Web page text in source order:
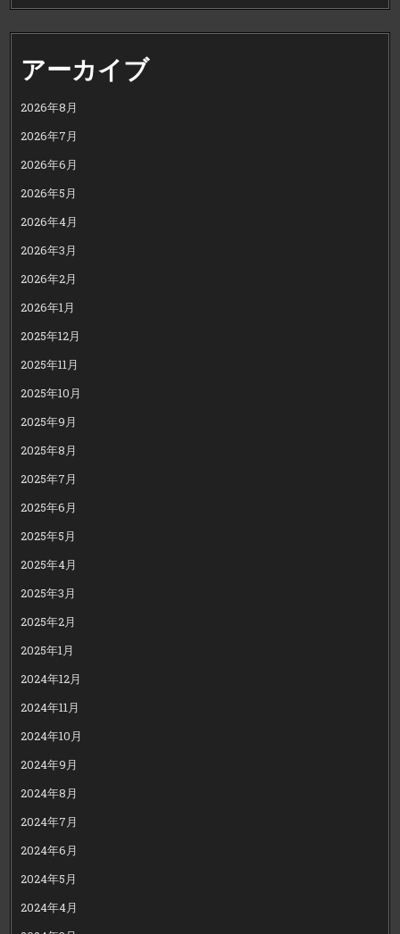
アーカイブ
2026年8月
2026年7月
2026年6月
2026年5月
2026年4月
2026年3月
2026年2月
2026年1月
2025年12月
2025年11月
2025年10月
2025年9月
2025年8月
2025年7月
2025年6月
2025年5月
2025年4月
2025年3月
2025年2月
2025年1月
2024年12月
2024年11月
2024年10月
2024年9月
2024年8月
2024年7月
2024年6月
2024年5月
2024年4月